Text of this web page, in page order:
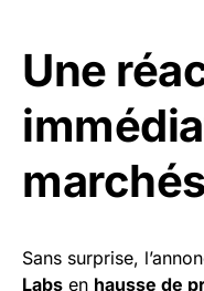
Une
marchés
Sans surprise,
Labs en hausse de